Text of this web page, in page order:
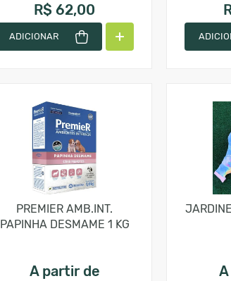
R$ 62,00
ADICIONAR
PREMIER AMB.INT.
PAPINHA DESMAME 1 KG
A partir de